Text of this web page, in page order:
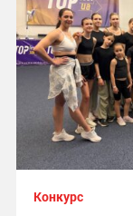
Конкурс